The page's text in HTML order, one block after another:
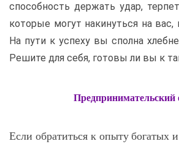
способность держать удар,
которые могут накинуться на
На пути к успеху вы сполна
Решите для себя, готовы ли вы к
Предпринимательский
Если обратиться к опыту богатых